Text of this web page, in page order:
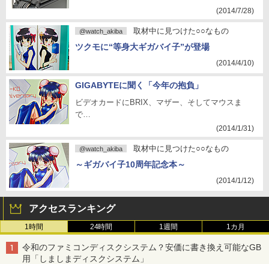
(2014/7/28)
@watch_akiba 取材中に見つけた○○なもの
ツクモに“等身大ギガバイ子”が登場
(2014/4/10)
GIGABYTEに聞く「今年の抱負」
ビデオカードにBRIX、マザー、そしてマウスま
で…
(2014/1/31)
@watch_akiba 取材中に見つけた○○なもの
～ギガバイ子10周年記念本～
(2014/1/12)
アクセスランキング
1時間 24時間 1週間 1カ月
令和のファミコンディスクシステム？安価に書き換え可能なGB
用「しましまディスクシステム」